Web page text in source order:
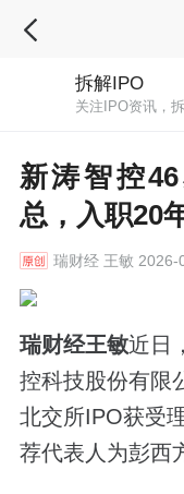
拆解IPO
关注IPO资讯，
新涛智控
总，入职20
瑞财经王敏 2026-
瑞财经王敏近日
控科技股份有限
北交所IPO获受
荐代表人为彭西